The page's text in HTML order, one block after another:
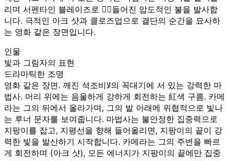
리며 서펜타인 블레이즈로 감ْ들어진 압도적인 불을 발사합
니다. 극적인 아크 샷과 클로즈업으로 결단의 순간을 묘사하
는 영화 같은 장면입니다.
인물
빛과 그림자의 표현
드라마틱한 조명
영화 같은 장면. 깨진 석조비ﻻ의 꼭대기에 서 있는 강력한 마
법사. 머리 위에는 음울하게 강하게 회전하는 紅색 구름. 카메
라는 그의 뒤에서 올라가며, 그의 발 아래에 위협적으로 빛나
는 루너 문자를 보여줍니다. 마법사는 불안정한 집중력으로
지팡이를 잡고, 지평선을 향해 들어올리면, 지팡이의 끝이 강
력한 빛을 발산하기 시작합니다. 카메라는 그의 주변을 빠르
게 회전하며 (아크 샷), 모든 에너지가 지팡이의 끝에만 집중